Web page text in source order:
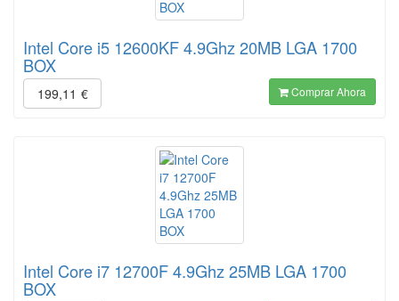
Intel Core i5 12600KF 4.9Ghz 20MB LGA 1700
BOX
199,11 € Comprar Ahora
Intel Core i7 12700F 4.9Ghz 25MB LGA 1700
BOX